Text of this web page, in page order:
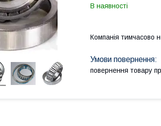
В наявності
Компанія тимчасово
повернення товару